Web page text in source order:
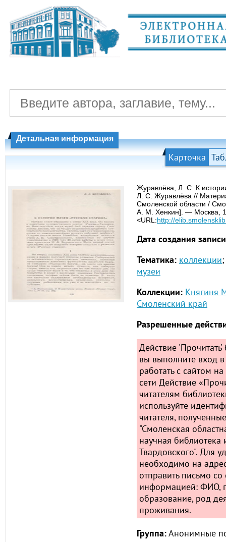
Детальная информация
Карточка
Журавлёва, Л. С. К
Л. С. Журавлёва //
Смоленской области /
А. М. Хенкин]. — Москва,
<URL:http://
Дата создания
Тематика: коллекции;
музеи
Коллекции: Княгиня
Смоленский край
Разрешенные
Действие 'Прочитать'
вы выполните вход в
работать с сайтом
сети Действие
читателям
используйте
читателя,
"Смоленская
научная библиотека
Твардовского". Для
необходимо на
отправить письмо
информацией: ФИО,
образование, род
проживания.
Группа:Анонимные